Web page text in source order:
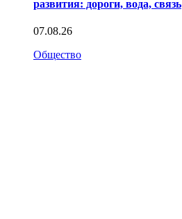
развития: дороги, вода, связь
07.08.26
Общество